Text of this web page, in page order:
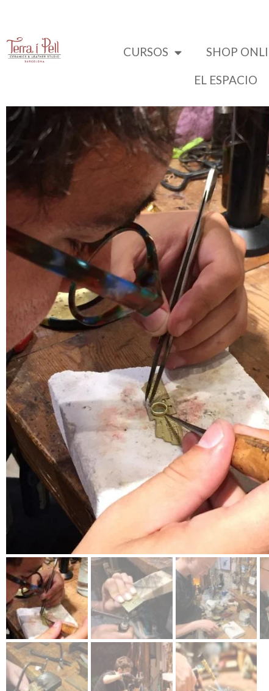
CURSOS SHOP
EL ESPACIO